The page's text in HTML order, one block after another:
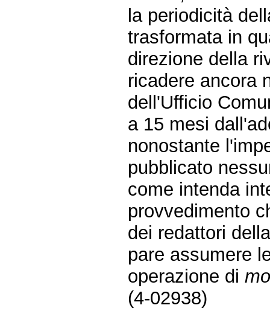
la periodicità
trasformata in
direzione della
ricadere ancora
dell'Ufficio
a 15 mesi
nonostante
pubblicato
come intenda
provvedimento
dei redattori
pare assumere
operazione di
(4-02938)